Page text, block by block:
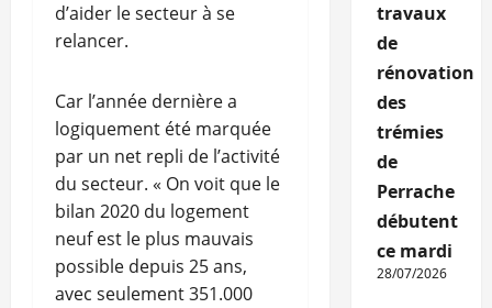
d’aider le secteur à se
relancer.
Car l’année dernière a
logiquement été marquée
par un net repli de l’activité
du secteur. « On voit que le
bilan 2020 du logement
neuf est le plus mauvais
possible depuis 25 ans,
avec seulement 351.000
travaux
de
rénovation
des
trémies
de
Perrache
débutent
ce mardi
28/07/2026